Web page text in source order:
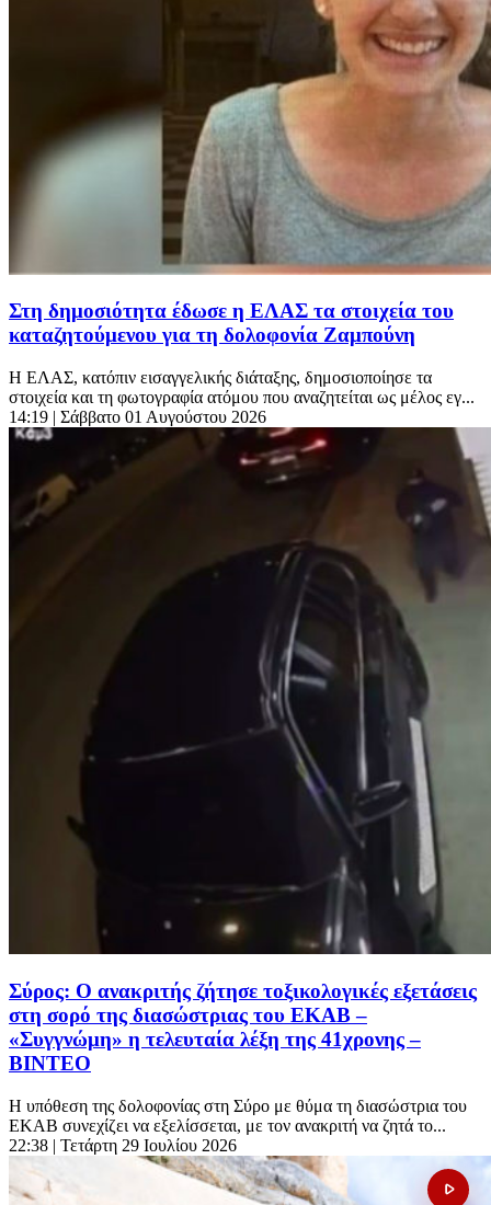
Στη δημοσιότητα έδωσε η ΕΛΑΣ τα στοιχεία του
καταζητούμενου για τη δολοφονία Ζαμπούνη
Η ΕΛΑΣ, κατόπιν εισαγγελικής διάταξης, δημοσιοποίησε τα
στοιχεία και τη φωτογραφία ατόμου που αναζητείται ως μέλος εγ...
14:19 | Σάββατο 01 Αυγούστου 2026
Σύρος: Ο ανακριτής ζήτησε τοξικολογικές εξετάσεις
στη σορό της διασώστριας του ΕΚΑΒ –
«Συγγνώμη» η τελευταία λέξη της 41χρονης –
ΒΙΝΤΕΟ
Η υπόθεση της δολοφονίας στη Σύρο με θύμα τη διασώστρια του
ΕΚΑΒ συνεχίζει να εξελίσσεται, με τον ανακριτή να ζητά το...
22:38 | Τετάρτη 29 Ιουλίου 2026